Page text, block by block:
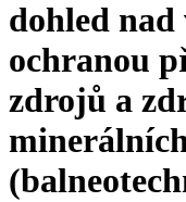
dohled
ochranou
zdrojů a